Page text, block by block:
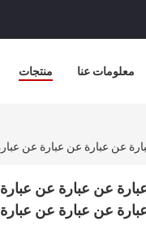
منتجات معلومات عنا
عن عبارة عن عبارة
عن عبارة عن عبارة